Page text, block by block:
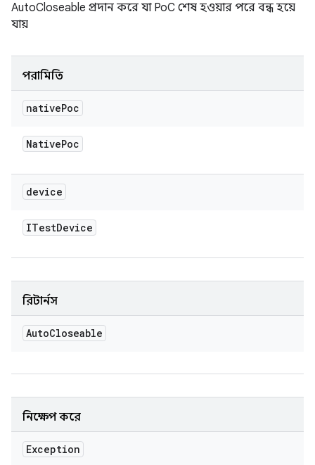
AutoCloseable প্রদান করে যা PoC শেষ হওয়ার পরে বন্ধ হয়ে
যায়
পরামিতি
nativePoc
NativePoc
device
ITestDevice
রিটার্নস
AutoCloseable
নিক্ষেপ করে
Exception